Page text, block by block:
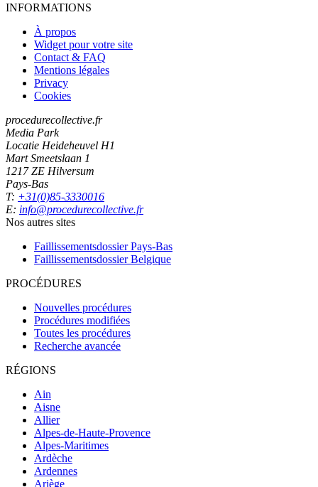
INFORMATIONS
À propos
Widget pour votre site
Contact & FAQ
Mentions légales
Privacy
Cookies
procedurecollective.fr
Media Park
Locatie Heideheuvel H1
Mart Smeetslaan 1
1217 ZE Hilversum
Pays-Bas
T: +31(0)85-3330016
E: info@procedurecollective.fr
Nos autres sites
Faillissementsdossier Pays-Bas
Faillissementsdossier Belgique
PROCÉDURES
Nouvelles procédures
Procédures modifiées
Toutes les procédures
Recherche avancée
RÉGIONS
Ain
Aisne
Allier
Alpes-de-Haute-Provence
Alpes-Maritimes
Ardèche
Ardennes
Ariège